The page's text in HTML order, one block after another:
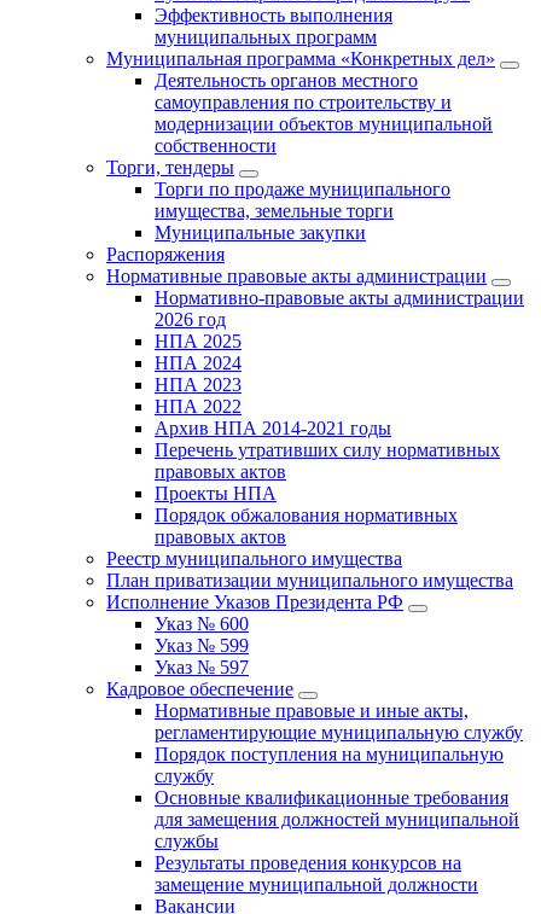
Эффективность выполнения
муниципальных программ
Муниципальная программа «Конкретных дел»
Деятельность органов местного
самоуправления по строительству и
модернизации объектов муниципальной
собственности
Торги, тендеры
Торги по продаже муниципального
имущества, земельные торги
Муниципальные закупки
Распоряжения
Нормативные правовые акты администрации
Нормативно-правовые акты администрации
2026 год
НПА 2025
НПА 2024
НПА 2023
НПА 2022
Архив НПА 2014-2021 годы
Перечень утративших силу нормативных
правовых актов
Проекты НПА
Порядок обжалования нормативных
правовых актов
Реестр муниципального имущества
План приватизации муниципального имущества
Исполнение Указов Президента РФ
Указ № 600
Указ № 599
Указ № 597
Кадровое обеспечение
Нормативные правовые и иные акты,
регламентирующие муниципальную службу
Порядок поступления на муниципальную
службу
Основные квалификационные требования
для замещения должностей муниципальной
службы
Результаты проведения конкурсов на
замещение муниципальной должности
Вакансии